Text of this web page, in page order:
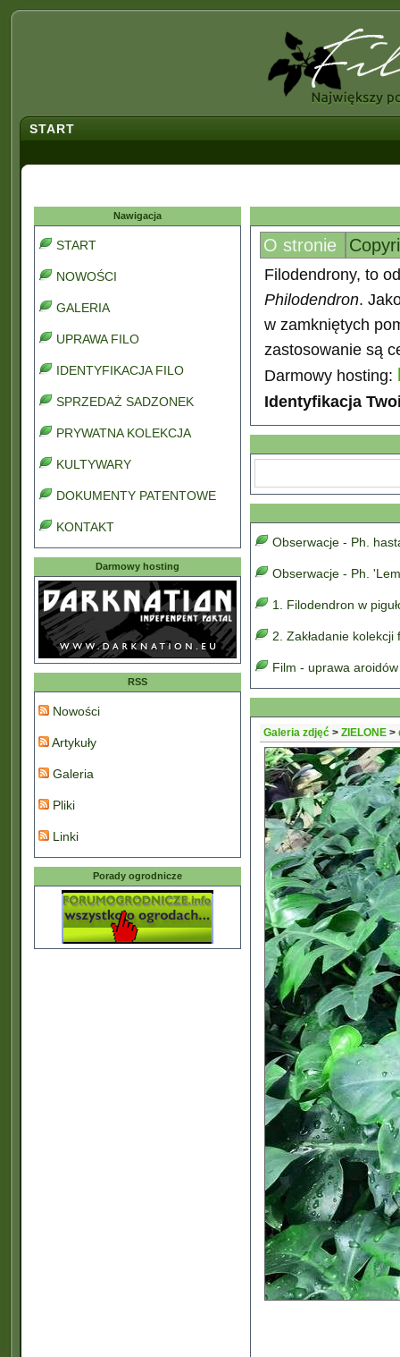
START
Nawigacja
START
NOWOŚCI
GALERIA
UPRAWA FILO
IDENTYFIKACJA FILO
SPRZEDAŻ SADZONEK
PRYWATNA KOLEKCJA
KULTYWARY
DOKUMENTY PATENTOWE
KONTAKT
Darmowy hosting
RSS
Nowości
Artykuły
Galeria
Pliki
Linki
Porady ogrodnicze
O stronie
Filodendrony, to
Philodendron.
w zamkniętych
zastosowanie są
Darmowy hosting:
Identyfikacja
Obserwacje - Ph.
Obserwacje - Ph.
1. Filodendron w
2. Zakładanie
Film - uprawa
Galeria zdjęć > ZIELONE >